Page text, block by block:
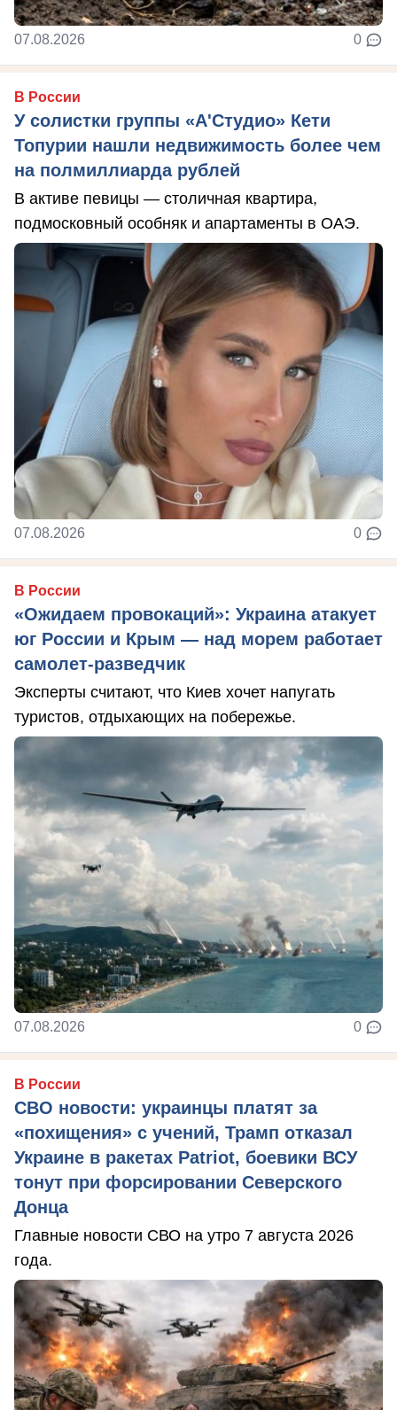
07.08.2026 0
В России
У солистки группы «А'Студио» Кети
Топурии нашли недвижимость более чем
на полмиллиарда рублей
В активе певицы — столичная квартира,
подмосковный особняк и апартаменты в ОАЭ.
07.08.2026 0
В России
«Ожидаем провокаций»: Украина атакует
юг России и Крым — над морем работает
самолет-разведчик
Эксперты считают, что Киев хочет напугать
туристов, отдыхающих на побережье.
07.08.2026 0
В России
СВО новости: украинцы платят за
«похищения» с учений, Трамп отказал
Украине в ракетах Patriot, боевики ВСУ
тонут при форсировании Северского
Донца
Главные новости СВО на утро 7 августа 2026
года.